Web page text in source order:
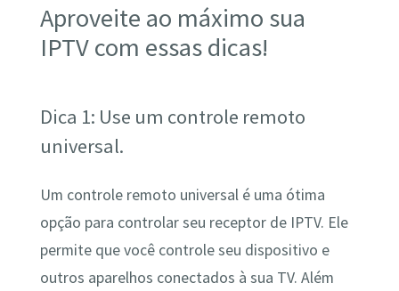
Aproveite ao máximo sua
IPTV com essas dicas!
Dica 1: Use um controle remoto
universal.
Um controle remoto universal é uma ótima
opção para controlar seu receptor de IPTV. Ele
permite que você controle seu dispositivo e
outros aparelhos conectados à sua TV. Além